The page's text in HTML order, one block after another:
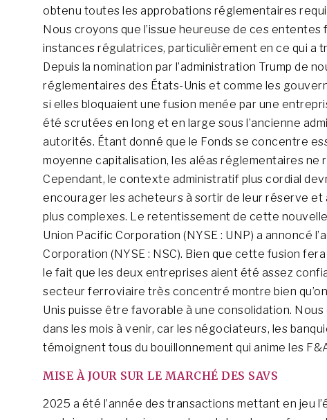
obtenu toutes les approbations réglementaires
Nous croyons que l’issue heureuse de ces
instances régulatrices, particulièrement en ce qui a
Depuis la nomination par l’administration Trump de
réglementaires des États-Unis et comme les
si elles bloquaient une fusion menée par une
été scrutées en long et en large sous l’ancienne
autorités. Étant donné que le Fonds se concentre
moyenne capitalisation, les aléas réglementaires
Cependant, le contexte administratif plus cordial
encourager les acheteurs à sortir de leur réserve et
plus complexes. Le retentissement de cette
Union Pacific Corporation (NYSE : UNP) a annoncé
Corporation (NYSE : NSC). Bien que cette fusion
le fait que les deux entreprises aient été assez
secteur ferroviaire très concentré montre bien
Unis puisse être favorable à une consolidation.
dans les mois à venir, car les négociateurs, les
témoignent tous du bouillonnement qui anime les
MISE À JOUR SUR LE MARCHÉ DES SAVS
2025 a été l’année des transactions mettant en jeu